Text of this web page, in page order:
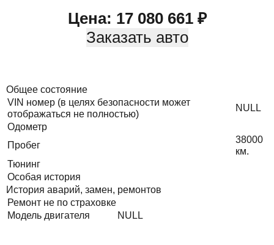
Цена: 17 080 661₽
Заказать авто
Общее состояние
VIN номер (в целях безопасности может
отображаться не полностью)
NULL
Одометр
Пробег
38000
км.
Тюнинг
Особая история
История аварий, замен, ремонтов
Ремонт не по страховке
Модель двигателя
NULL